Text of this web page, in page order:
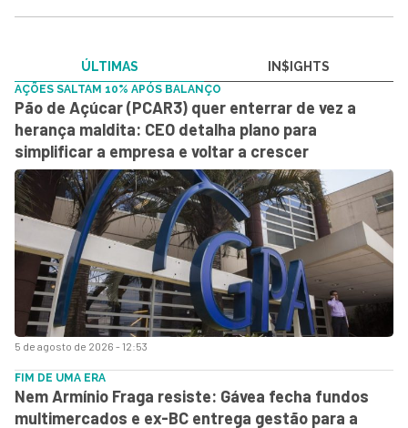
ÚLTIMAS IN$IGHTS
5 de agosto de 2026 - 12:53
AÇÕES SALTAM 10% APÓS BALANÇO
Pão de Açúcar (PCAR3) quer enterrar de vez a
herança maldita: CEO detalha plano para
simplificar a empresa e voltar a crescer
FIM DE UMA ERA
Nem Armínio Fraga resiste: Gávea fecha fundos
multimercados e ex-BC entrega gestão para a